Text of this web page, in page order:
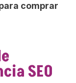
comprar
SEO